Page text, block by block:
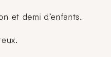
et demi d’enfants.